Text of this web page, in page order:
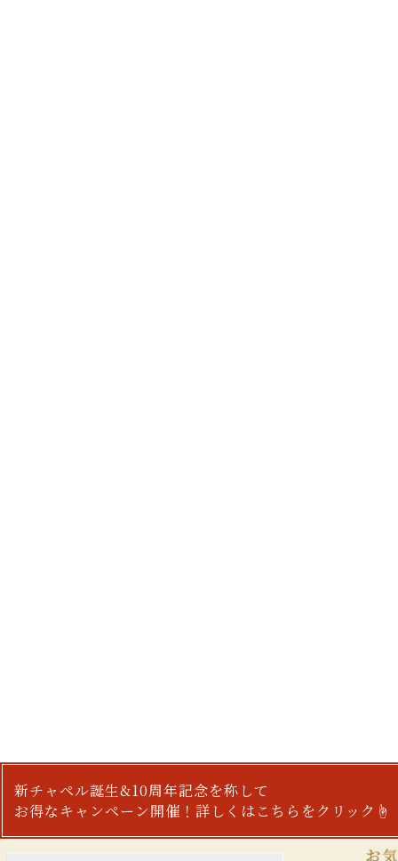
新チャペル誕生&10周年記念を称して
お得なキャンペーン開催！詳しくはこちらをクリック☝︎